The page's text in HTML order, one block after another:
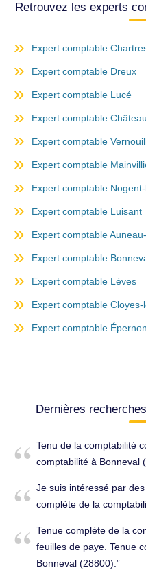
Retrouvez les experts
Expert comptable
Expert comptable Dreux
Expert comptable Lucé
Expert comptable
Expert comptable
Expert comptable
Expert comptable
Expert comptable Luisant
Expert comptable
Expert comptable
Expert comptable Lèves
Expert comptable
Expert comptable Épernon
Dernières
Tenu de la comptabilité
comptabilité à Bonneval
Je suis intéressé par
complète de la
Tenue complète de la
feuilles de paye. Tenue
Bonneval (28800).